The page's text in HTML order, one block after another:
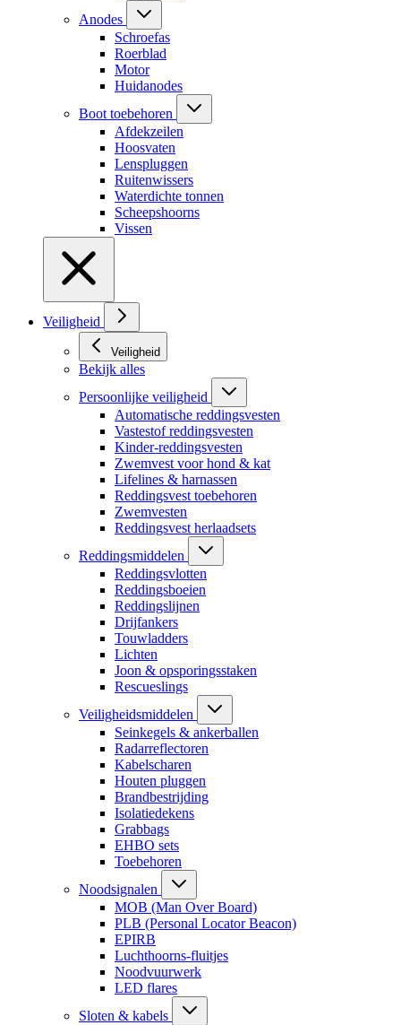
Anodes
Schroefas
Roerblad
Motor
Huidanodes
Boot toebehoren
Afdekzeilen
Hoosvaten
Lenspluggen
Ruitenwissers
Waterdichte tonnen
Scheepshoorns
Vissen
Veiligheid
Veiligheid
Bekijk alles
Persoonlijke veiligheid
Automatische reddingsvesten
Vastestof reddingsvesten
Kinder-reddingsvesten
Zwemvest voor hond & kat
Lifelines & harnassen
Reddingsvest toebehoren
Zwemvesten
Reddingsvest herlaadsets
Reddingsmiddelen
Reddingsvlotten
Reddingsboeien
Reddingslijnen
Drijfankers
Touwladders
Lichten
Joon & opsporingsstaken
Rescueslings
Veiligheidsmiddelen
Seinkegels & ankerballen
Radarreflectoren
Kabelscharen
Houten pluggen
Brandbestrijding
Isolatiedekens
Grabbags
EHBO sets
Toebehoren
Noodsignalen
MOB (Man Over Board)
PLB (Personal Locator Beacon)
EPIRB
Luchthoorns-fluitjes
Noodvuurwerk
LED flares
Sloten & kabels